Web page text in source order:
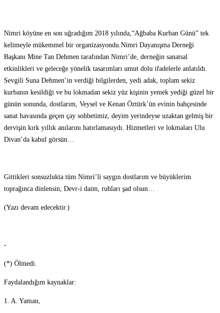
Nimri köyüne en son uğradığım 2018 yılında,“Ağbaba Kurban Günü” tek
kelimeyle mükemmel bir organizasyondu.Nimri Dayanışma Derneği
Başkanı Mine Tan Dehmen tarafından Nimri’de, derneğin sanatsal
etkinlikleri ve geleceğe yönelik tasarımları umut dolu ifadelerle anlatıldı.
Sevgili Suna Dehmen’in verdiği bilgilerden, yedi adak, toplam sekiz
kurbanın kesildiği ve bu lokmadan sekiz yüz kişinin yemek yediği güzel bir
günün sonunda, dostlarım, Veysel ve Kenan Öztürk’ün evinin bahçesinde
sanat havasında geçen çay sohbetimiz, deyim yerindeyse uzaktan gelmiş bir
dervişin kırk yıllık anılarını hatırlamasıydı. Hizmetleri ve lokmaları Ulu
Divan’da kabul görsün…
Gittikleri sonsuzlukta tüm Nimri’li saygın dostlarım ve büyüklerim
toprağınca dinlensin; Devr-i daim, ruhları şad olsun…
(Yazı devam edecektir.)
-
(*) Ölmedi.
Faydalandığım kaynaklar:
1. A. Yaman,